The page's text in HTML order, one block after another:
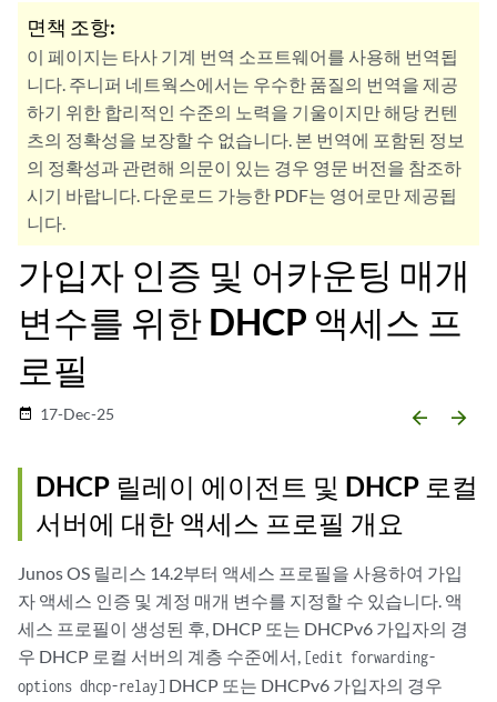
면책 조항:
이 페이지는 타사 기계 번역 소프트웨어를 사용해 번역됩
니다. 주니퍼 네트웍스에서는 우수한 품질의 번역을 제공
하기 위한 합리적인 수준의 노력을 기울이지만 해당 컨텐
츠의 정확성을 보장할 수 없습니다. 본 번역에 포함된 정보
의 정확성과 관련해 의문이 있는 경우 영문 버전을 참조하
시기 바랍니다. 다운로드 가능한 PDF는 영어로만 제공됩
니다.
가입자 인증 및 어카운팅 매개
변수를 위한 DHCP 액세스 프
로필
date_range 17-Dec-25 arrow_backward arrow_forward
DHCP 릴레이 에이전트 및 DHCP 로컬
서버에 대한 액세스 프로필 개요
Junos OS 릴리스 14.2부터 액세스 프로필을 사용하여 가입
자 액세스 인증 및 계정 매개 변수를 지정할 수 있습니다. 액
세스 프로필이 생성된 후, DHCP 또는 DHCPv6 가입자의 경
우 DHCP 로컬 서버의 계층 수준에서, [edit forwarding-
options dhcp-relay] DHCP 또는 DHCPv6 가입자의 경우